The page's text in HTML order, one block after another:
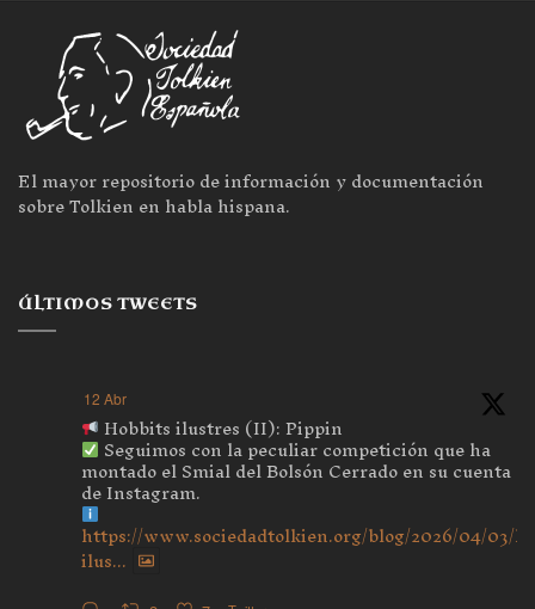
El mayor repositorio de información y documentación
sobre Tolkien en habla hispana.
ÚLTIMOS TWEETS
12 Abr
Hobbits ilustres (II): Pippin
Seguimos con la peculiar competición que ha
montado el Smial del Bolsón Cerrado en su cuenta
de Instagram.
https://www.sociedadtolkien.org/blog/2026/04/03/
ilus...